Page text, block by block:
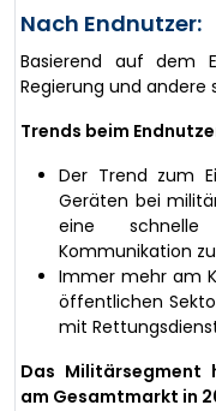
Nach Endnutzer:
Basierend auf dem
Regierung und andere
Trends beim
Der Trend zum
Geräten bei
eine
Kommunikation
Immer mehr am
öffentlichen
mit
Das Militärsegment
am Gesamtmarkt in